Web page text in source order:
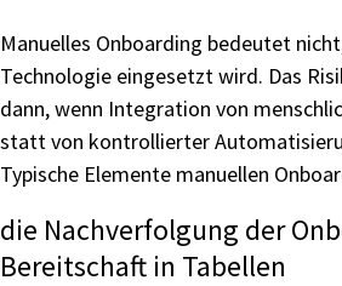
Manuelles Onboarding bedeutet
Technologie eingesetzt wird. Das
dann, wenn Integration von
statt von kontrollierter
Typische Elemente manuellen
die Nachverfolgung der
Bereitschaft in Tabellen